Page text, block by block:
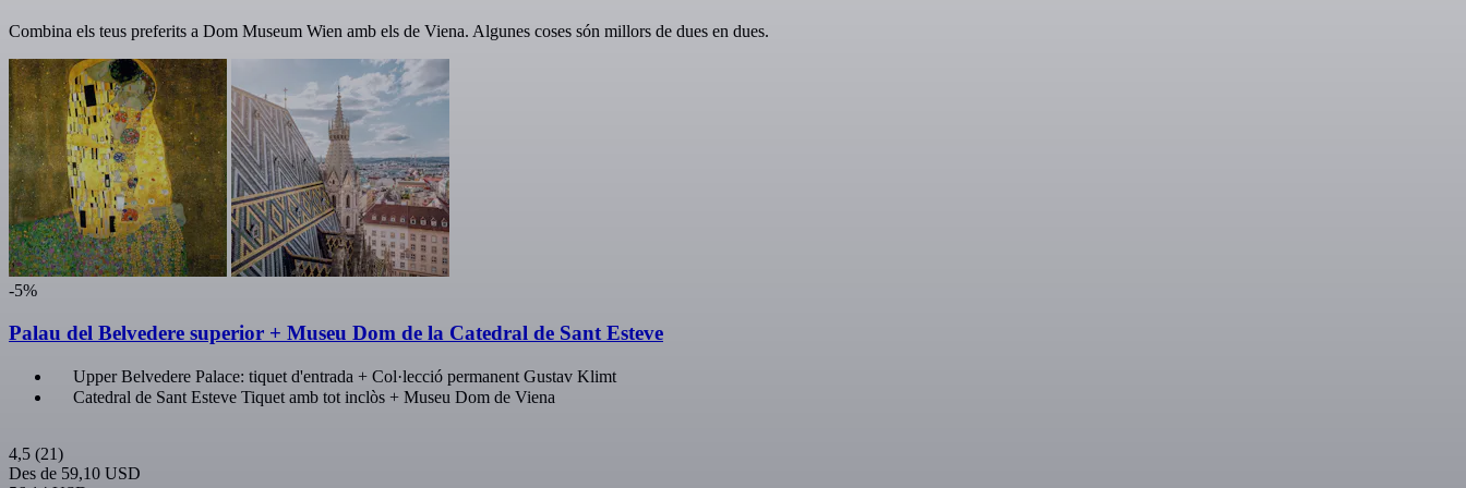
Combina els teus preferits a Dom Museum Wien amb els de Viena. Algunes coses són millors de dues en dues.
-5%
Palau del Belvedere superior + Museu Dom de la Catedral de Sant Esteve
Upper Belvedere Palace: tiquet d'entrada + Col·lecció permanent Gustav Klimt
Catedral de Sant Esteve Tiquet amb tot inclòs + Museu Dom de Viena
4,5 (21)
Des de 59,10 USD